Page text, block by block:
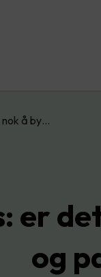
nok å by…
er
og